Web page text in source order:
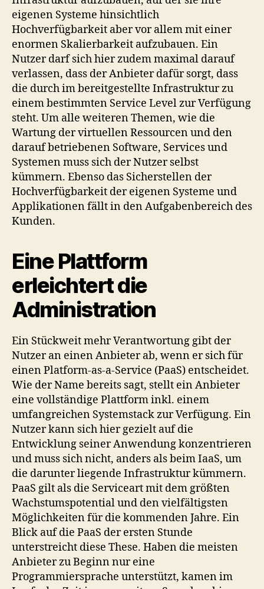
eigenen Systeme hinsichtlich
Hochverfügbarkeit aber vor allem mit einer
enormen Skalierbarkeit aufzubauen. Ein
Nutzer darf sich hier zudem maximal darauf
verlassen, dass der Anbieter dafür sorgt, dass
die durch im bereitgestellte Infrastruktur zu
einem bestimmten Service Level zur Verfügung
steht. Um alle weiteren Themen, wie die
Wartung der virtuellen Ressourcen und den
darauf betriebenen Software, Services und
Systemen muss sich der Nutzer selbst
kümmern. Ebenso das Sicherstellen der
Hochverfügbarkeit der eigenen Systeme und
Applikationen fällt in den Aufgabenbereich des
Kunden.
Eine Plattform
erleichtert die
Administration
Ein Stückweit mehr Verantwortung gibt der
Nutzer an einen Anbieter ab, wenn er sich für
einen Platform-as-a-Service (PaaS) entscheidet.
Wie der Name bereits sagt, stellt ein Anbieter
eine vollständige Plattform inkl. einem
umfangreichen Systemstack zur Verfügung. Ein
Nutzer kann sich hier gezielt auf die
Entwicklung seiner Anwendung konzentrieren
und muss sich nicht, anders als beim IaaS, um
die darunter liegende Infrastruktur kümmern.
PaaS gilt als die Serviceart mit dem größten
Wachstumspotential und den vielfältigsten
Möglichkeiten für die kommenden Jahre. Ein
Blick auf die PaaS der ersten Stunde
unterstreicht diese These. Haben die meisten
Anbieter zu Beginn nur eine
Programmiersprache unterstützt, kamen im